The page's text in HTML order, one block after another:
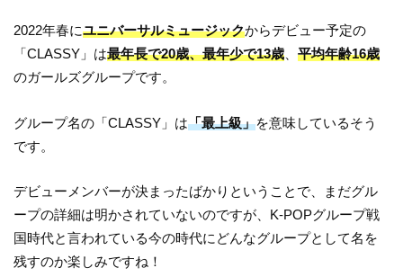
2022年春にユニバーサルミュージックからデビュー予定の
「CLASSY」は最年長で20歳、最年少で13歳 、平均年齢16歳
のガールズグループです。
グループ名の「CLASSY」は「最上級」を意味しているそう
です。
デビューメンバーが決まったばかりということで、まだグル
ープの詳細は明かされていないのですが、K-POPグループ戦
国時代と言われている今の時代にどんなグループとして名を
残すのか楽しみですね！